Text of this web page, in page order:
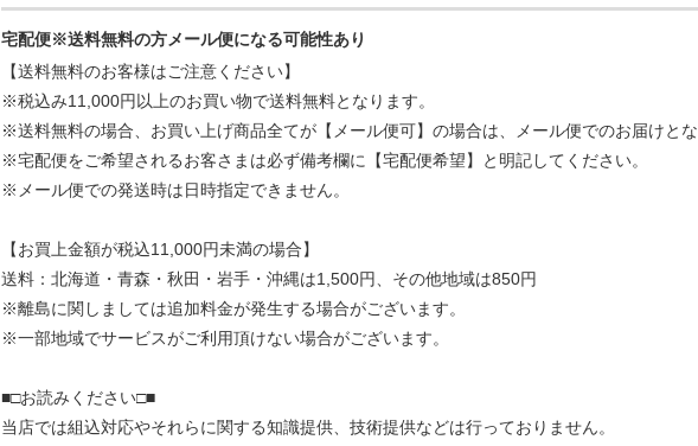
宅配便※送料無料の方メール便になる可能性あり
【送料無料のお客様はご注意ください】
※税込み11,000円以上のお買い物で送料無料となります。
※送料無料の場合、お買い上げ商品全てが【メール便可】の場合は、メール便でのお届けと
※宅配便をご希望されるお客さまは必ず備考欄に【宅配便希望】と明記してください。
※メール便での発送時は日時指定できません。
【お買上金額が税込11,000円未満の場合】
送料：北海道・青森・秋田・岩手・沖縄は1,500円、その他地域は850円
※離島に関しましては追加料金が発生する場合がございます。
※一部地域でサービスがご利用頂けない場合がございます。
■□お読みください□■
当店では組込対応やそれらに関する知識提供、技術提供などは行っておりません。